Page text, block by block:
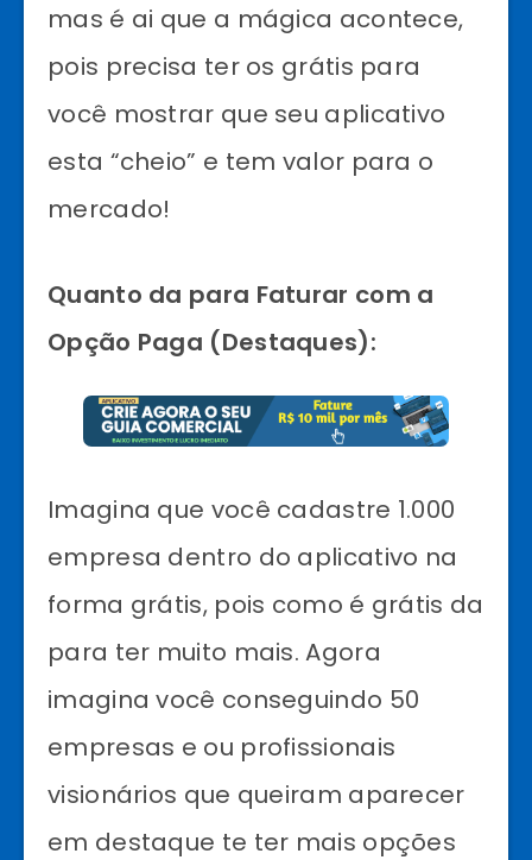
mas é ai que a mágica acontece,
pois precisa ter os grátis para
você mostrar que seu aplicativo
esta “cheio” e tem valor para o
mercado!
Quanto da para Faturar com a
Opção Paga (Destaques):
Imagina que você cadastre 1.000
empresa dentro do aplicativo na
forma grátis, pois como é grátis da
para ter muito mais. Agora
imagina você conseguindo 50
empresas e ou profissionais
visionários que queiram aparecer
em destaque te ter mais opções